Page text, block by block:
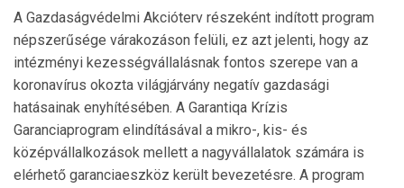
A Gazdaságvédelmi Akcióterv részeként indított program
népszerűsége várakozáson felüli, ez azt jelenti, hogy az
intézményi kezességvállalásnak fontos szerepe van a
koronavírus okozta világjárvány negatív gazdasági
hatásainak enyhítésében. A Garantiqa Krízis
Garanciaprogram elindításával a mikro-, kis- és
középvállalkozások mellett a nagyvállalatok számára is
elérhető garanciaeszköz került bevezetésre. A program